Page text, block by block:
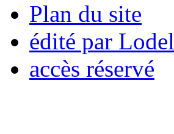
Plan du site
édité par Lodel
accès réservé